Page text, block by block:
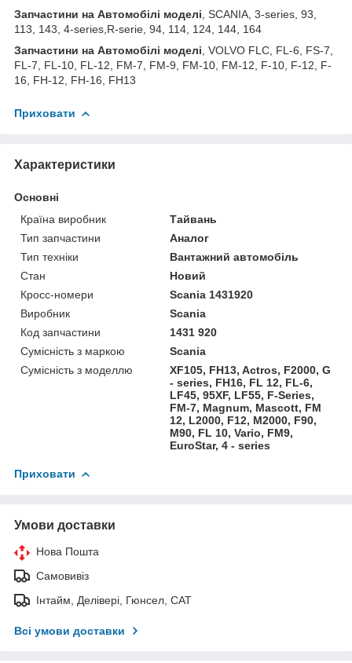
Запчастини на Автомобілі моделі , SCANIA, 3-series, 93,
113, 143, 4-series,R-serie, 94, 114, 124, 144, 164
Запчастини на Автомобілі моделі , VOLVO FLC, FL-6, FS-7,
FL-7, FL-10, FL-12, FM-7, FM-9, FM-10, FM-12, F-10, F-12, F-
16, FH-12, FH-16, FH13
Приховати
Характеристики
Основні
Країна виробник
Тайвань
Тип запчастини
Аналог
Тип техніки
Вантажний автомобіль
Стан
Новий
Кросс-номери
Scania 1431920
Виробник
Scania
Код запчастини
1431 920
Сумісність з маркою
Scania
Сумісність з моделлю
XF105, FH13, Actros, F2000, G
- series, FH16, FL 12, FL-6,
LF45, 95XF, LF55, F-Series,
FM-7, Magnum, Mascott, FM
12, L2000, F12, M2000, F90,
M90, FL 10, Vario, FM9,
EuroStar, 4 - series
Приховати
Умови доставки
Нова Пошта
Самовивіз
Інтайм, Делівері, Гюнсел, САТ
Всі умови доставки